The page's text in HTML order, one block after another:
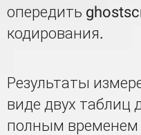
опередить
кодирования.
Результаты
виде двух таблиц
полным временем